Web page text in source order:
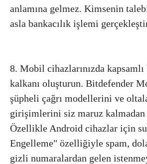
anlamına gelmez. Kimsenin
asla bankacılık işlemi
8. Mobil cihazlarınızda
kalkanı oluşturun. Bitdefender
şüpheli çağrı modellerini ve
girişimlerini siz maruz kalmadan
Özellikle Android cihazlar için
Engelleme" özelliğiyle spam,
gizli numaralardan gelen